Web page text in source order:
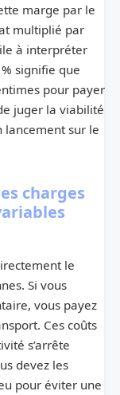
marge par le
multiplié par
à interpréter
signifie que
pour payer
juger la viabilité
lancement sur le
charges
le
Si vous
vous payez
Ces coûts
s’arrête
devez les
pour éviter une